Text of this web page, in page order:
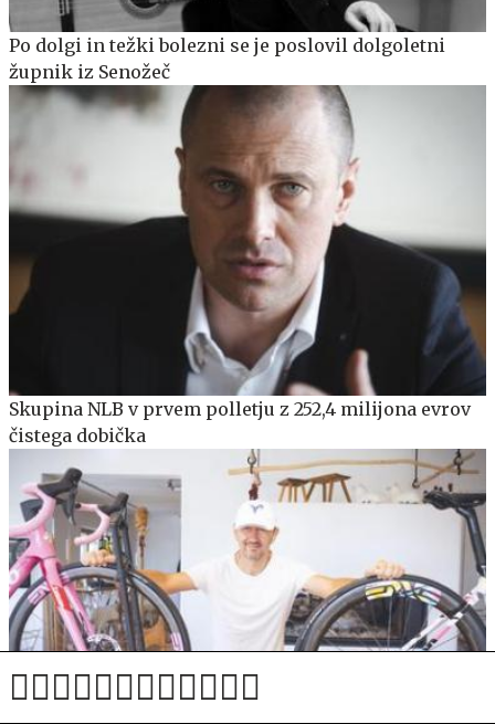
Po dolgi in težki bolezni se je poslovil dolgoletni
župnik iz Senožeč
Skupina NLB v prvem polletju z 252,4 milijona evrov
čistega dobička